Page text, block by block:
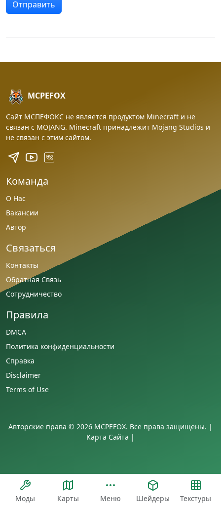
Моды Карты Меню Шейдеры Текстуры
MCPEFOX
Сайт МСПЕФОКС не является продуктом Minecraft и не
связан с MOJANG. Minecraft принадлежит Mojang Studios и
не связан с этим сайтом.
Команда
О Нас
Вакансии
Автор
Связаться
Контакты
Обратная Связь
Сотрудничество
Правила
DMCA
Политика конфиденциальности
Справка
Disclaimer
Terms of Use
Авторские права © 2026 MCPEFOX. Все права защищены. |
Карта Сайта |